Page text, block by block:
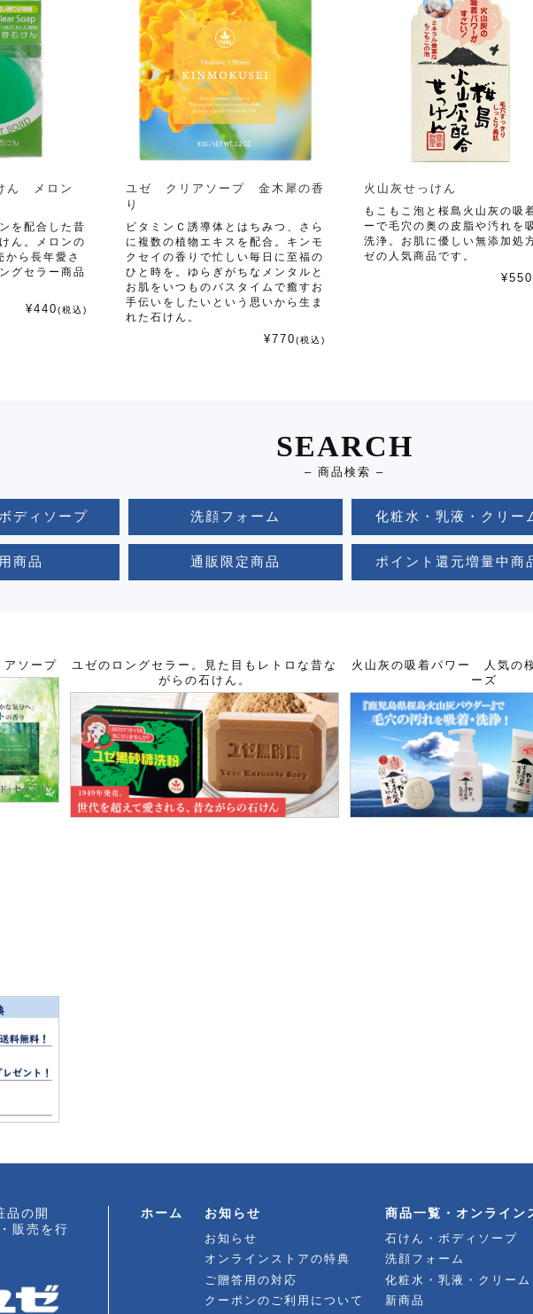
ん メロン
を配合した昔
ん。メロンの
ら長年愛さ
グセラー商品
¥440(税込)
ユゼ クリアソープ 金木犀の香
り
ビタミンＣ誘導体とはちみつ、さら
に複数の植物エキスを配合。キンモ
クセイの香りで忙しい毎日に至福の
ひと時を。ゆらぎがちなメンタルと
お肌をいつものバスタイムで癒すお
手伝いをしたいという思いから生ま
れた石けん。
¥770(税込)
火山灰せっけん
もこもこ泡と桜島火山灰の吸
ーで毛穴の奥の皮脂や汚れを
洗浄。お肌に優しい無添加処
ゼの人気商品です。
¥550
SEARCH
– 商品検索 –
ディソープ 洗顔フォーム 化粧水・乳液・クリー
商品 通販限定商品 ポイント還元増量中商
ソープ
ユゼのロングセラー。見た目もレトロな昔な
がらの石けん。
火山灰の吸着パワー 人気の
ーズ
品の開
販売を行
ホーム お知らせ
お知らせ
オンラインストアの特典
ご贈答用の対応
クーポンのご利用について
商品一覧・オンライン
石けん・ボディソープ
洗顔フォーム
化粧水・乳液・クリーム
新商品